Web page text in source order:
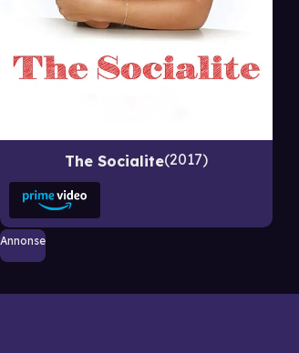
The Socialite 2017
Annonse